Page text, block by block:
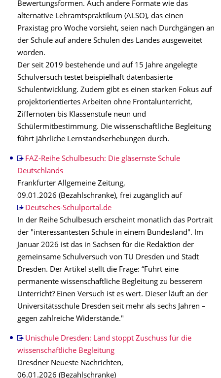
Bewertungsformen. Auch andere Formate wie das
alternative Lehramtspraktikum (ALSO), das einen
Praxistag pro Woche vorsieht, seien nach Durchgängen an
der Schule auf andere Schulen des Landes ausgeweitet
worden.
Der seit 2019 bestehende und auf 15 Jahre angelegte
Schulversuch testet beispielhaft datenbasierte
Schulentwicklung. Zudem gibt es einen starken Fokus auf
projektorientiertes Arbeiten ohne Frontalunterricht,
Ziffernoten bis Klassenstufe neun und
Schülermitbestimmung. Die wissenschaftliche Begleitung
führt jährliche Lernstandserhebungen durch.
FAZ-Reihe Schulbesuch: Die gläsernste Schule
Deutschlands
Frankfurter Allgemeine Zeitung,
09.01.2026 (Bezahlschranke), frei zugänglich auf
Deutsches-Schulportal.de
In der Reihe Schulbesuch erscheint monatlich das Portrait
der "interessantesten Schule in einem Bundesland". Im
Januar 2026 ist das in Sachsen für die Redaktion der
gemeinsame Schulversuch von TU Dresden und Stadt
Dresden. Der Artikel stellt die Frage: “Führt eine
permanente wissenschaftliche Begleitung zu besserem
Unterricht? Einen Versuch ist es wert. Dieser läuft an der
Universitätsschule Dresden seit mehr als sechs Jahren –
gegen zahlreiche Widerstände."
Unischule Dresden: Land stoppt Zuschuss für die
wissenschaftliche Begleitung
Dresdner Neueste Nachrichten,
06.01.2026 (Bezahlschranke)